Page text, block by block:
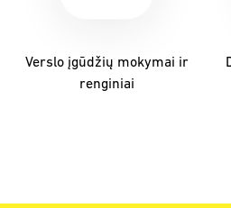
Verslo įgūdžių mokymai ir
renginiai